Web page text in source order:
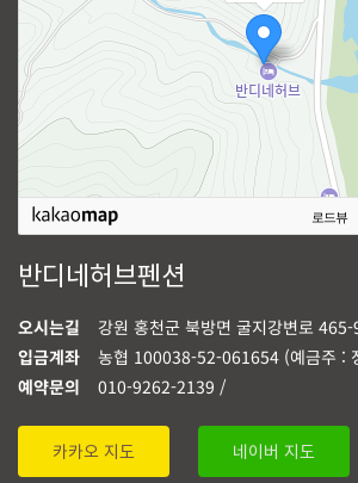
로드뷰
반디네허브펜션
오시는길
강원 홍천군 북방면 굴지강변로 465-
입금계좌
농협 100038-52-061654 (예금주 :
예약문의
010-9262-2139 /
카카오 지도 네이버 지도